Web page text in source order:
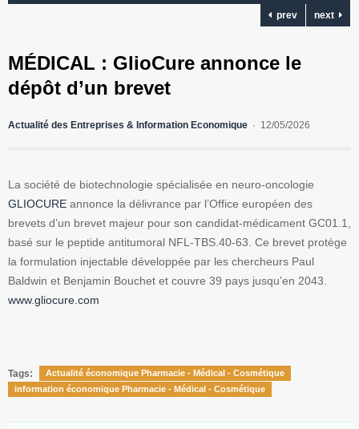
prev
next
MÉDICAL : GlioCure annonce le
dépôt d’un brevet
Actualité des Entreprises & Information Economique 12/05/2026
La société de biotechnologie spécialisée en neuro-oncologie
GLIOCURE annonce la délivrance par l’Office européen des
brevets d’un brevet majeur pour son candidat-médicament GC01.1,
basé sur le peptide antitumoral NFL-TBS.40-63. Ce brevet protège
la formulation injectable développée par les chercheurs Paul
Baldwin et Benjamin Bouchet et couvre 39 pays jusqu’en 2043.
www.gliocure.com
Tags:
Actualité économique Pharmacie - Médical - Cosmétique
information économique Pharmacie - Médical - Cosmétique